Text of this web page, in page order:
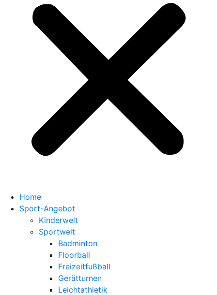
Home
Sport-Angebot
Kinderwelt
Sportwelt
Badminton
Floorball
Freizeitfußball
Gerätturnen
Leichtathletik